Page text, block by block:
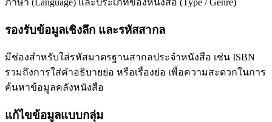
รองรับข้อมูลเชิงลึก และรหัสสากล
มีช่องสำหรับใส่รหัสมาตรฐานสากลประจำหนังสือ เช่น ISBN
รวมถึงการใส่คำอธิบายย่อ หรือเรื่องย่อ เพื่อความสะดวกในการ
ค้นหาข้อมูลคลังหนังสือ
แก้ไขข้อมูลแบบกลุ่ม